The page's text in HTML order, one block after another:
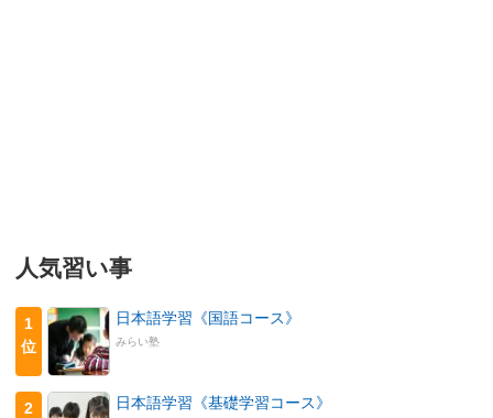
人気習い事
1
位
日本語学習《国語コース》
みらい塾
2
日本語学習《基礎学習コース》